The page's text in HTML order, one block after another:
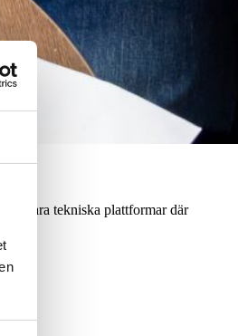
tekniska plattformar där